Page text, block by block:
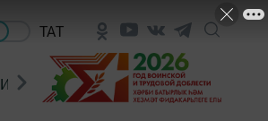
ТАТ
Из зала суда